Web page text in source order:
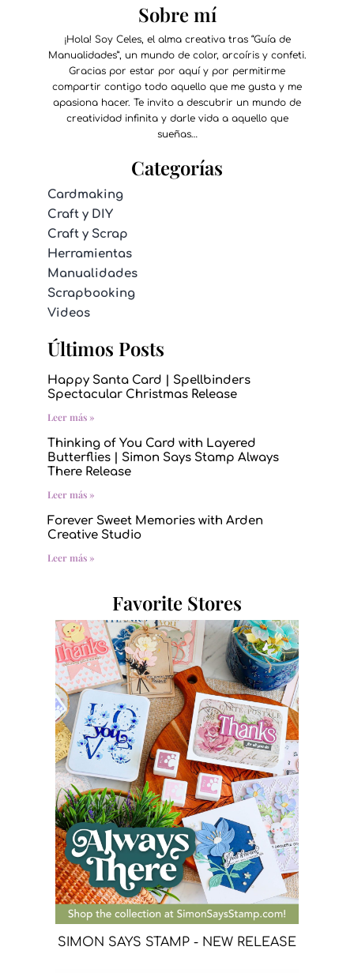
Sobre mí
¡Hola! Soy Celes, el alma creativa tras “Guía de
Manualidades”, un mundo de color, arcoíris y confeti.
Gracias por estar por aquí y por permitirme
compartir contigo todo aquello que me gusta y me
apasiona hacer. Te invito a descubrir un mundo de
creatividad infinita y darle vida a aquello que
sueñas…
Categorías
Cardmaking
Craft y DIY
Craft y Scrap
Herramientas
Manualidades
Scrapbooking
Videos
Últimos Posts
Happy Santa Card | Spellbinders
Spectacular Christmas Release
Leer más »
Thinking of You Card with Layered
Butterflies | Simon Says Stamp Always
There Release
Leer más »
Forever Sweet Memories with Arden
Creative Studio
Leer más »
Favorite Stores
SIMON SAYS STAMP - NEW RELEASE